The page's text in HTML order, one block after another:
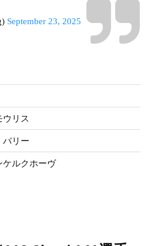
September 23, 2025
ウリス
バリー
ケルクホーヴ